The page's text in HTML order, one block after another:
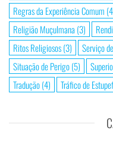
Regras da Experiência Comum
Religião Muçulmana (3)
Ritos Religiosos(3) Serviço
Situação de Perigo(5)
Tradução(4) Tráfico de